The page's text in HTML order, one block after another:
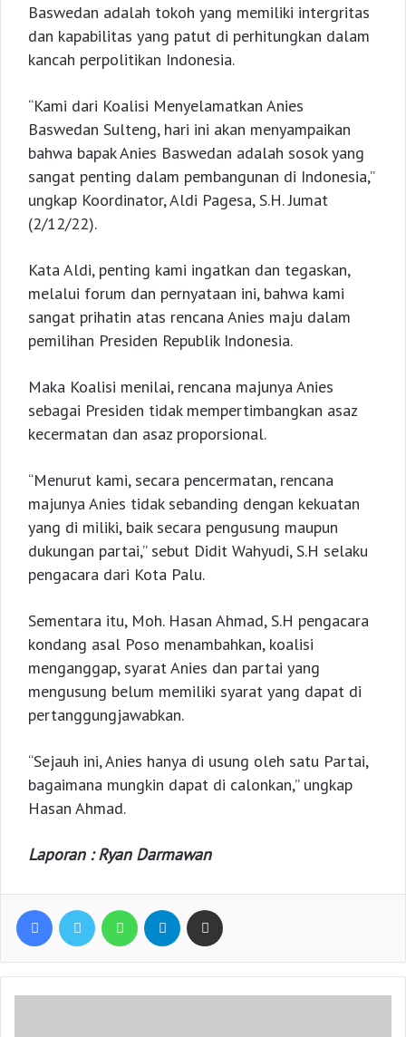
Baswedan adalah tokoh yang memiliki intergritas
dan kapabilitas yang patut di perhitungkan dalam
kancah perpolitikan Indonesia.
“Kami dari Koalisi Menyelamatkan Anies
Baswedan Sulteng, hari ini akan menyampaikan
bahwa bapak Anies Baswedan adalah sosok yang
sangat penting dalam pembangunan di Indonesia,”
ungkap Koordinator, Aldi Pagesa, S.H. Jumat
(2/12/22).
Kata Aldi, penting kami ingatkan dan tegaskan,
melalui forum dan pernyataan ini, bahwa kami
sangat prihatin atas rencana Anies maju dalam
pemilihan Presiden Republik Indonesia.
Maka Koalisi menilai, rencana majunya Anies
sebagai Presiden tidak mempertimbangkan asaz
kecermatan dan asaz proporsional.
“Menurut kami, secara pencermatan, rencana
majunya Anies tidak sebanding dengan kekuatan
yang di miliki, baik secara pengusung maupun
dukungan partai,” sebut Didit Wahyudi, S.H selaku
pengacara dari Kota Palu.
Sementara itu, Moh. Hasan Ahmad, S.H pengacara
kondang asal Poso menambahkan, koalisi
menganggap, syarat Anies dan partai yang
mengusung belum memiliki syarat yang dapat di
pertanggungjawabkan.
“Sejauh ini, Anies hanya di usung oleh satu Partai,
bagaimana mungkin dapat di calonkan,” ungkap
Hasan Ahmad.
Laporan : Ryan Darmawan
Facebook Twitter WhatsApp Telegram